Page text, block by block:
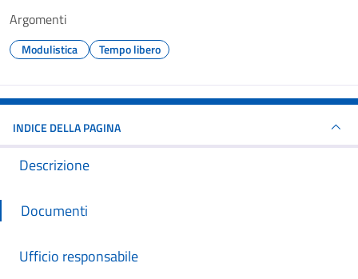
Argomenti
Modulistica Tempo libero
INDICE DELLA PAGINA
Descrizione
Documenti
Ufficio responsabile